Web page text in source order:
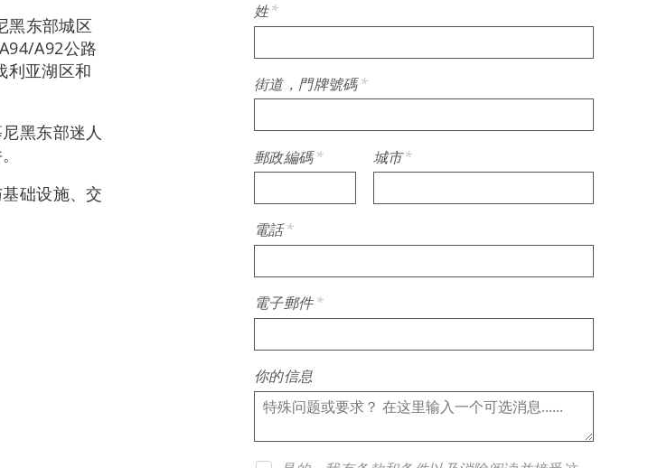
黑东部城区
A92公路
利亚湖区和
黑东部迷人
础设施、交
姓*
街道，門牌號碼*
郵政編碼* 城市*
電話*
電子郵件*
你的信息